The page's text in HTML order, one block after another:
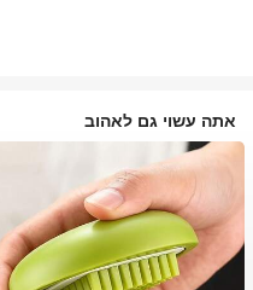
אתה עשוי גם לאהוב